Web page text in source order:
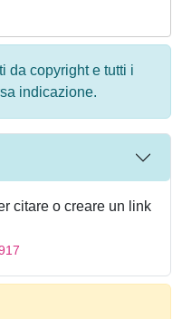
da copyright e tutti i
indicazione.
citare o creare un link